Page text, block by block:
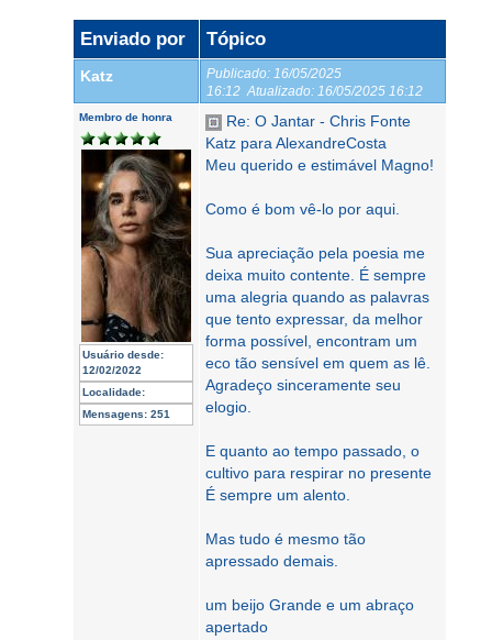
Enviado por Tópico
Katz Publicado: 16/05/2025
16:12 Atualizado: 16/05/2025 16:12
Membro de honra
Usuário desde:
12/02/2022
Localidade:
Mensagens: 251
Re: O Jantar - Chris Fonte
Katz para AlexandreCosta
Meu querido e estimável Magno!
Como é bom vê-lo por aqui.
Sua apreciação pela poesia me
deixa muito contente. É sempre
uma alegria quando as palavras
que tento expressar, da melhor
forma possível, encontram um
eco tão sensível em quem as lê.
Agradeço sinceramente seu
elogio.
E quanto ao tempo passado, o
cultivo para respirar no presente
É sempre um alento.
Mas tudo é mesmo tão
apressado demais.
um beijo Grande e um abraço
apertado